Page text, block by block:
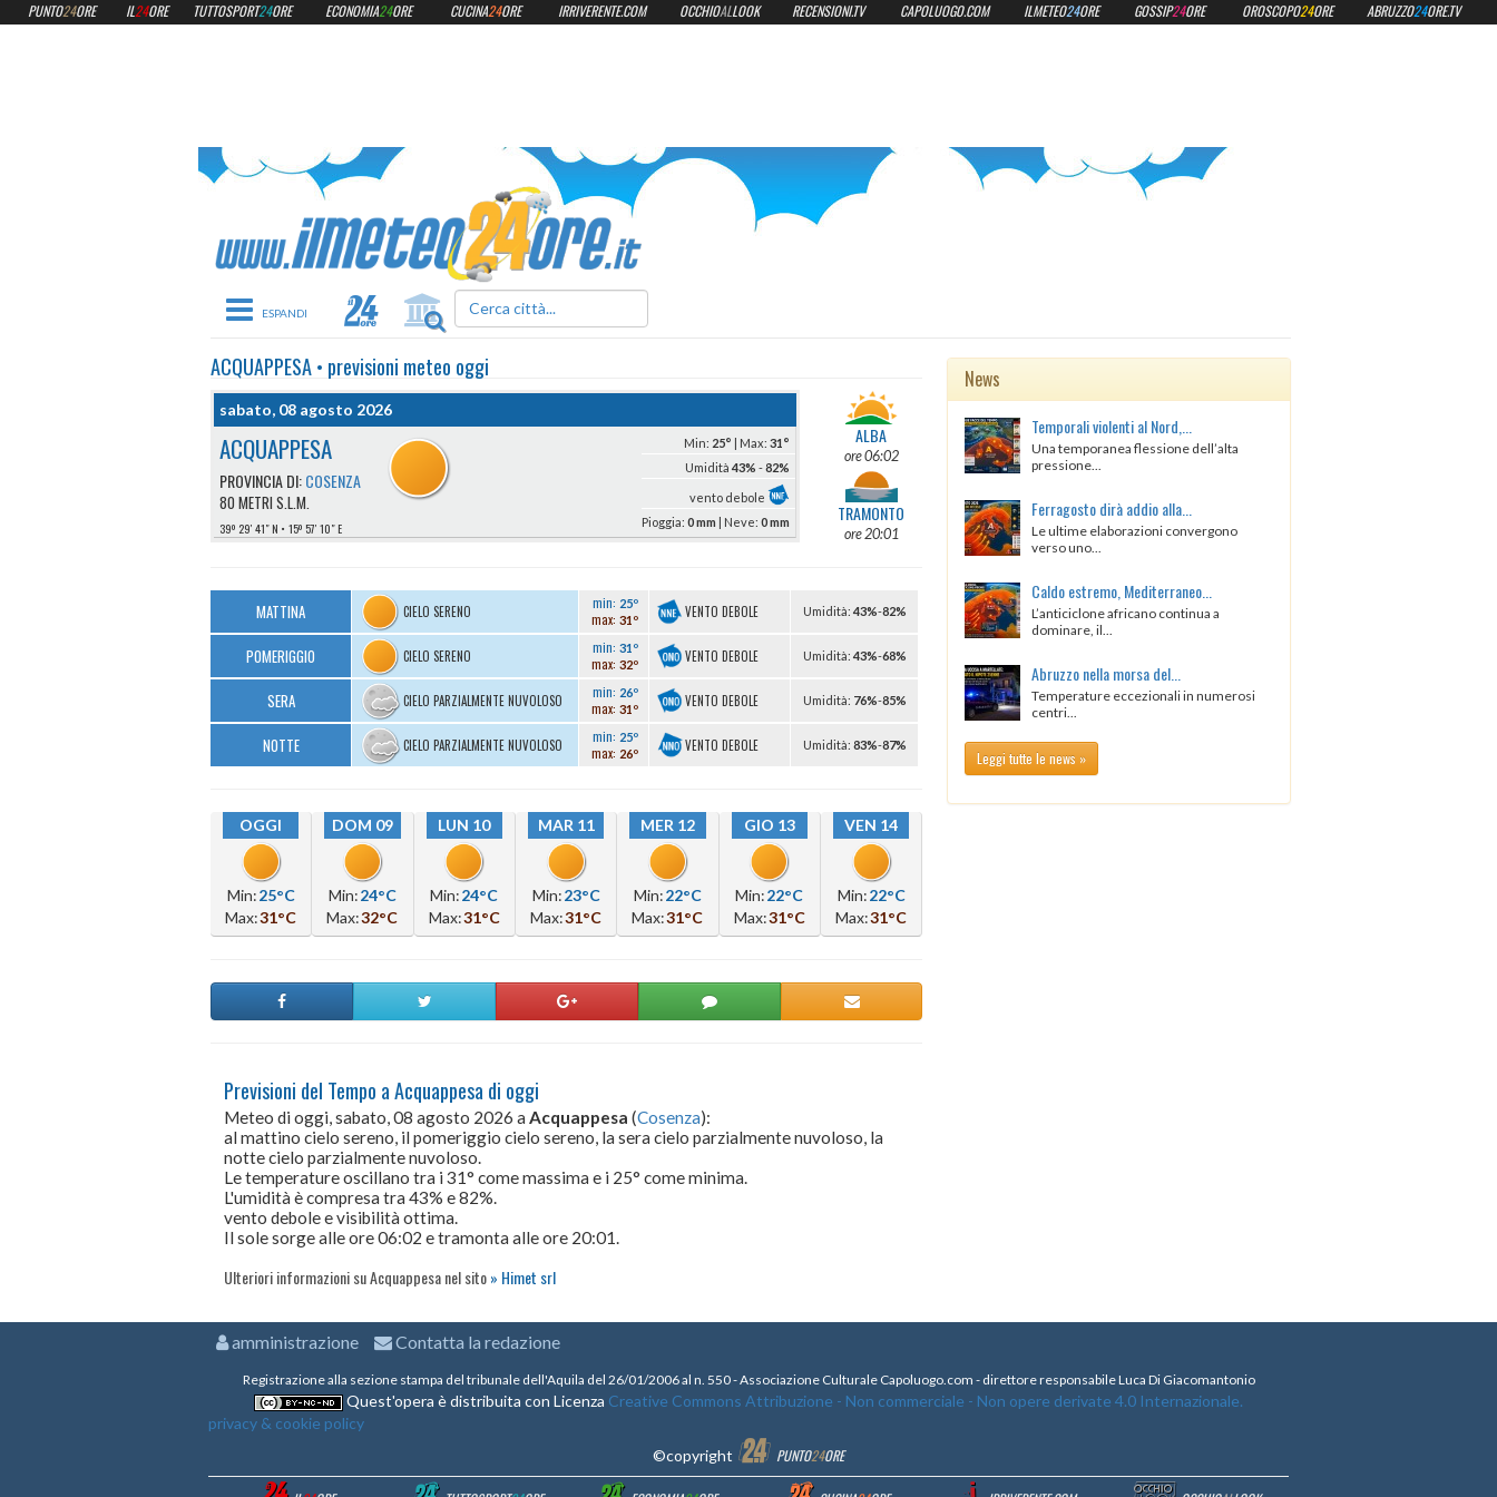
ilmeteo24ore.it
Toggle navigation
ACQUAPPESA• previsioni meteo oggi
sabato, 08 agosto 2026
ACQUAPPESA
PROVINCIA DI:COSENZA
80 METRI S.L.M.
39º 29′ 41″ N 15º 57′ 10″ E
Min: 25° | Max:31°
Umidità43%-82%
vento debole
Pioggia:0 mm | Neve:0 mm
ALBA
ore 06:02
TRAMONTO
ore 20:01
MATTINA CIELO SERENO min: 25º
max: 31º VENTO DEBOLE Umidità: 43%-82%
POMERIGGIO CIELO SERENO min: 31º
max: 32º VENTO DEBOLE Umidità: 43%-68%
SERA CIELO PARZIALMENTE NUVOLOSO min: 26º
max: 31º VENTO DEBOLE Umidità: 76%-85%
NOTTE CIELO PARZIALMENTE NUVOLOSO min: 25º
max: 26º VENTO DEBOLE Umidità: 83%-87%
OGGI
Min:25°C
Max:31°C
DOM 09
Min:24°C
Max:32°C
LUN 10
Min:24°C
Max:31°C
MAR 11
Min:23°C
Max:31°C
MER 12
Min:22°C
Max:31°C
GIO 13
Min:22°C
Max:31°C
VEN 14
Min:22°C
Max:31°C
Previsioni del Tempo a Acquappesa di oggi
Meteo di oggi, sabato, 08 agosto 2026 a Acquappesa (Cosenza):
al mattino cielo sereno, il pomeriggio cielo sereno, la sera cielo parzialmente nuvoloso, la
notte cielo parzialmente nuvoloso.
Le temperature oscillano tra i 31° come massima e i 25° come minima.
L'umidità è compresa tra 43% e 82%.
vento debole e visibilità ottima.
Il sole sorge alle ore 06:02 e tramonta alle ore 20:01.
Ulteriori informazioni su Acquappesa nel sito Himet srl
News
Temporali violenti al Nord,...
Una temporanea flessione dell’alta
pressione...
Ferragosto dirà addio alla...
Le ultime elaborazioni convergono
verso uno...
Caldo estremo, Mediterraneo...
L’anticiclone africano continua a
dominare, il...
Abruzzo nella morsa del...
Temperature eccezionali in numerosi
centri...
Leggi tutte le news »
PUNTO24ORE IL24ORE TUTTOSPORT24ORE ECONOMIA24ORE CUCINA24ORE IRRIVERENTE.COM OCCHIOALLOOK RECENSIONI.TV CAPOLUOGO.COM ILMETEO24ORE GOSSIP24ORE OROSCOPO24ORE ABRUZZO24ORE.TV
amministrazione Contatta la redazione
Registrazione alla sezione stampa del tribunale dell'Aquila del 26/01/2006 al n. 550 - Associazione Culturale Capoluogo.com - direttore responsabile Luca Di Giacomantonio
Quest'opera è distribuita con Licenza Creative Commons Attribuzione - Non commerciale - Non opere derivate 4.0 Internazionale.
privacy & cookie policy
©copyright
PUNTO24ORE